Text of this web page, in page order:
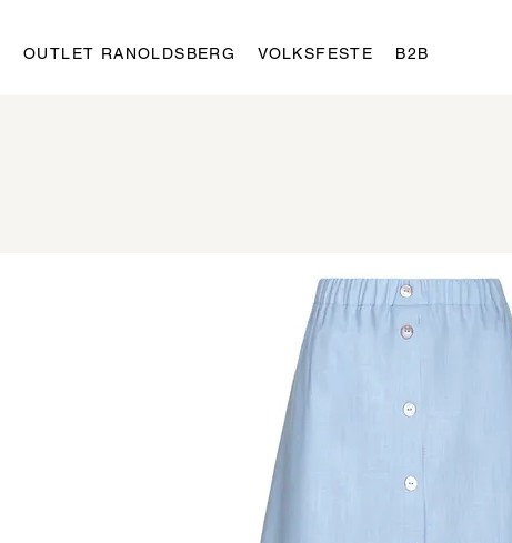
OUTLET RANOLDSBERG VOLKSFESTE B2B